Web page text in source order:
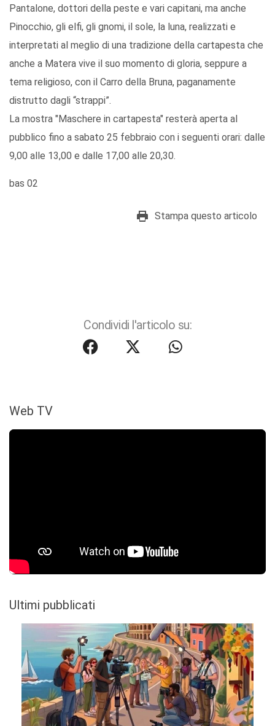
Pantalone, dottori della peste e vari capitani, ma anche
Pinocchio, gli elfi, gli gnomi, il sole, la luna, realizzati e
interpretati al meglio di una tradizione della cartapesta che
anche a Matera vive il suo momento di gloria, seppure a
tema religioso, con il Carro della Bruna, paganamente
distrutto dagli “strappi”.
La mostra "Maschere in cartapesta" resterà aperta al
pubblico fino a sabato 25 febbraio con i seguenti orari: dalle
9,00 alle 13,00 e dalle 17,00 alle 20,30.
bas 02
Stampa questo articolo
Condividi l'articolo su:
Web TV
Ultimi pubblicati